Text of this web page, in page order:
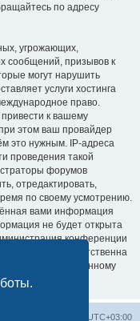
по адресу
угрожающих,
сообщений, призывов к
могут нарушить
услуги хостинга
право.
к вашему
этом ваш провайдер
это нужным. IP-адреса
проведения такой
форумов
отредактировать,
по своему усмотрению.
вами информация
не будет открыта
конференции
может быть ответственна
к несанкционированному
UTC+03:00